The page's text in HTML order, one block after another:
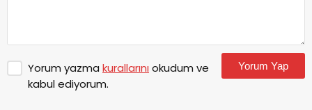
Yorum yazma kurallarını okudum ve
kabul ediyorum.
Yorum Yap